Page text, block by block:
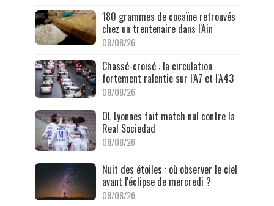
180 grammes de cocaïne retrouvés
chez un trentenaire dans l'Ain
08/08/26
Chassé-croisé : la circulation
fortement ralentie sur l'A7 et l'A43
08/08/26
OL Lyonnes fait match nul contre la
Real Sociedad
08/08/26
Nuit des étoiles : où observer le ciel
avant l'éclipse de mercredi ?
08/08/26